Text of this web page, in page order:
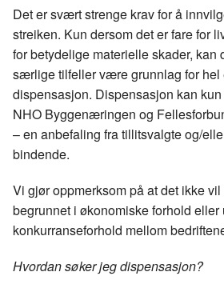
Det er svært strenge krav for å
streiken. Kun dersom det er fare for
for betydelige materielle skader, kan
særlige tilfeller være grunnlag for hel
dispensasjon. Dispensasjon kan
NHO Byggenæringen og
– en anbefaling fra tillitsvalgte og/
bindende.
Vi gjør oppmerksom på at det ikke
begrunnet i økonomiske forhold
konkurranseforhold mellom
Hvordan søker jeg dispensasjon?